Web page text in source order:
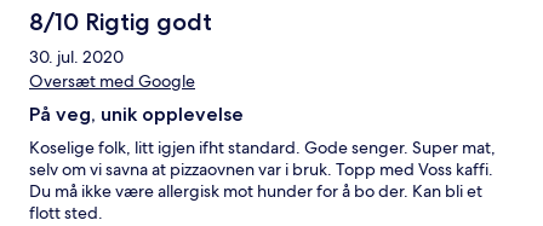
8/10 Rigtig godt
30. jul. 2020
Oversæt med Google
På veg, unik opplevelse
Koselige folk, litt igjen ifht standard. Gode senger. Super mat,
selv om vi savna at pizzaovnen var i bruk. Topp med Voss kaffi.
Du må ikke være allergisk mot hunder for å bo der. Kan bli et
flott sted.